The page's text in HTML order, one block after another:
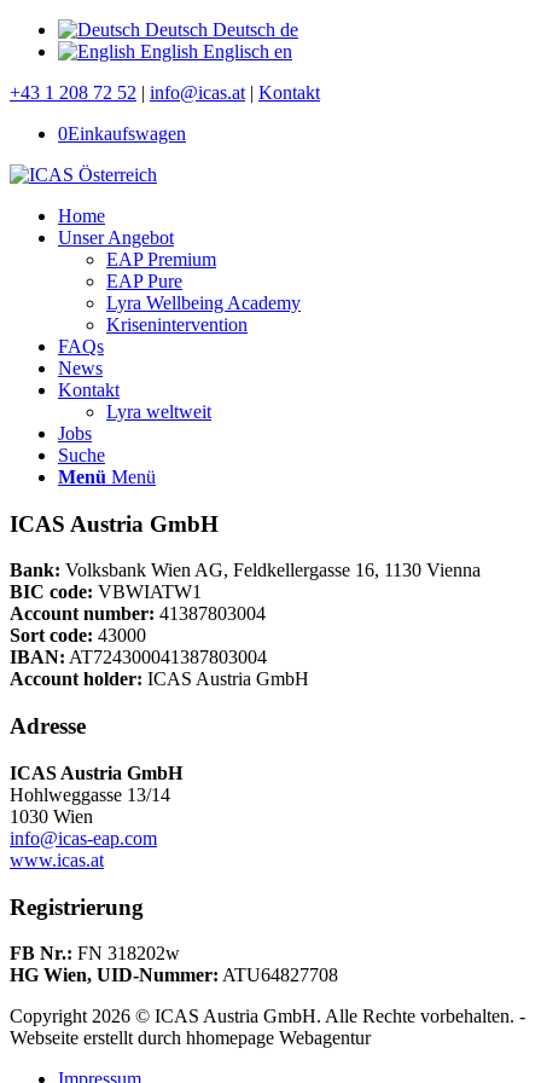
Deutsch Deutsch de
English Englisch en
+43 1 208 72 52 | info@icas.at | Kontakt
0Einkaufswagen
Home
Unser Angebot
EAP Premium
EAP Pure
Lyra Wellbeing Academy
Krisenintervention
FAQs
News
Kontakt
Lyra weltweit
Jobs
Suche
Menü Menü
ICAS Austria GmbH
Bank: Volksbank Wien AG, Feldkellergasse 16, 1130 Vienna
BIC code: VBWIATW1
Account number: 41387803004
Sort code: 43000
IBAN: AT724300041387803004
Account holder: ICAS Austria GmbH
Adresse
ICAS Austria GmbH
Hohlweggasse 13/14
1030 Wien
info@icas-eap.com
www.icas.at
Registrierung
FB Nr.: FN 318202w
HG Wien, UID-Nummer: ATU64827708
Copyright 2026 © ICAS Austria GmbH. Alle Rechte vorbehalten. -
Webseite erstellt durch hhomepage Webagentur